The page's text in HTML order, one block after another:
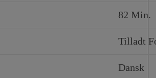
82 Min.
Tilladt
Dansk